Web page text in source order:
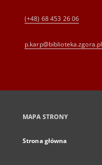
(+48) 68 453 26 06
p.karp@biblioteka.zgora.pl
MAPA STRONY
Strona główna